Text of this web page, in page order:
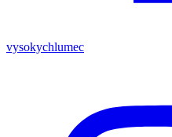
vysokychlumec